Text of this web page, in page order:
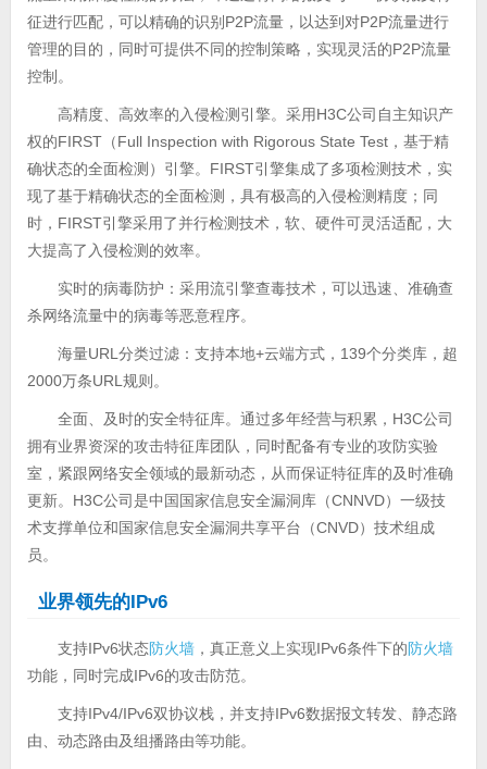
征进行匹配，可以精确的识别P2P流量，以达到对P2P流量进行
管理的目的，同时可提供不同的控制策略，实现灵活的P2P流量
控制。
高精度、高效率的入侵检测引擎。采用H3C公司自主知识产
权的FIRST（Full Inspection with Rigorous State Test，基于精
确状态的全面检测）引擎。FIRST引擎集成了多项检测技术，实
现了基于精确状态的全面检测，具有极高的入侵检测精度；同
时，FIRST引擎采用了并行检测技术，软、硬件可灵活适配，大
大提高了入侵检测的效率。
实时的病毒防护：采用流引擎查毒技术，可以迅速、准确查
杀网络流量中的病毒等恶意程序。
海量URL分类过滤：支持本地+云端方式，139个分类库，超
2000万条URL规则。
全面、及时的安全特征库。通过多年经营与积累，H3C公司
拥有业界资深的攻击特征库团队，同时配备有专业的攻防实验
室，紧跟网络安全领域的最新动态，从而保证特征库的及时准确
更新。H3C公司是中国国家信息安全漏洞库（CNNVD）一级技
术支撑单位和国家信息安全漏洞共享平台（CNVD）技术组成
员。
业界领先的IPv6
支持IPv6状态防火墙，真正意义上实现IPv6条件下的防火墙
功能，同时完成IPv6的攻击防范。
支持IPv4/IPv6双协议栈，并支持IPv6数据报文转发、静态路
由、动态路由及组播路由等功能。